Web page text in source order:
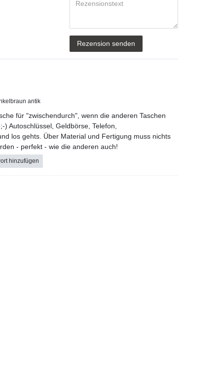
Rezension senden
antik
für "zwischendurch", wenn die anderen Taschen
) Autoschlüssel, Geldbörse, Telefon,
los gehts. Über Material und Fertigung muss nichts
- perfekt - wie die anderen auch!
hinzufügen